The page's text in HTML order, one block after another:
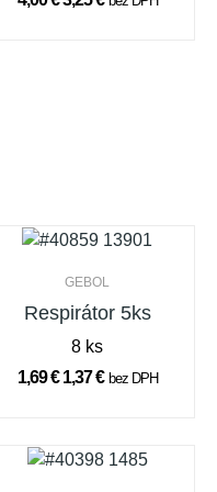
GEBOL
Respirátor 5ks
8 ks
1,69 €1,37 € bez DPH